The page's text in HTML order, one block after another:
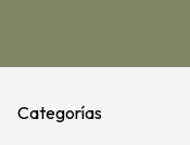
Categorías